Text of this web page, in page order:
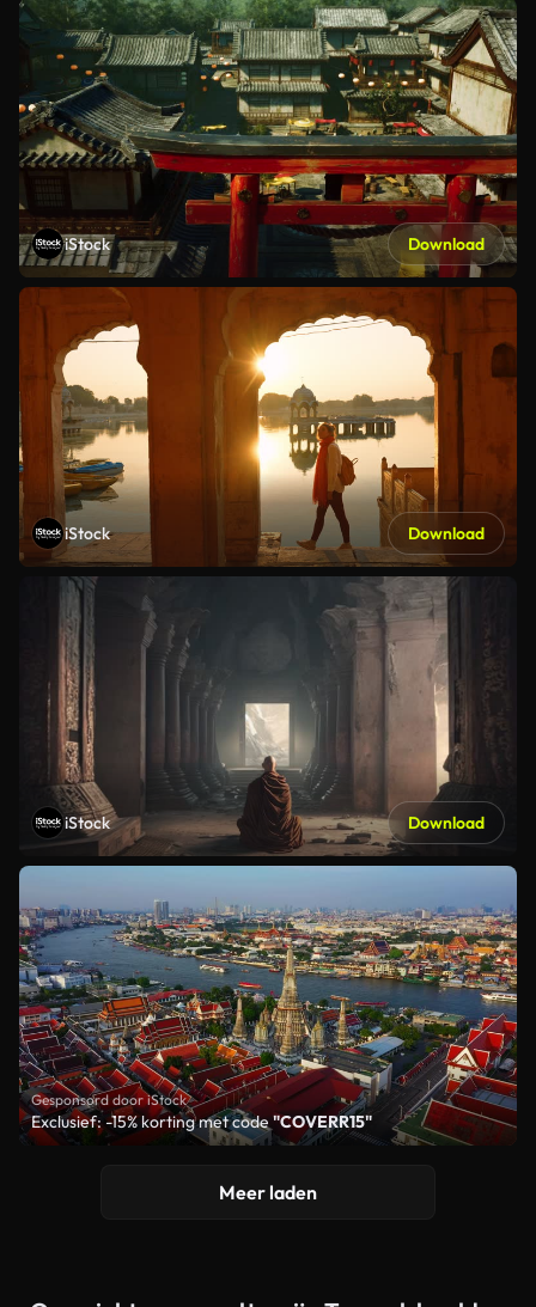
iStock Download
iStock Download
iStock Download
Gesponsord door iStock
Exclusief: -15% korting met code"COVERR15"
Meer laden